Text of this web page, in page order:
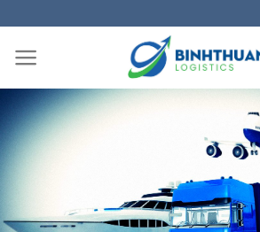
to